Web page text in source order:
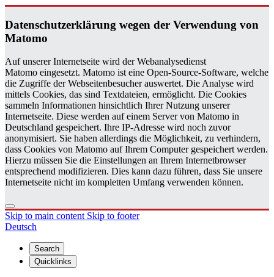
Daten­schutzerklärung wegen der Ver­wen­dung von
Matomo
Auf unserer Internetseite wird der Webanalysedienst
Matomo eingesetzt. Matomo ist eine Open-Source-Software, welche
die Zugriffe der Webseitenbesucher auswertet. Die Analyse wird
mittels Cookies, das sind Textdateien, ermöglicht. Die Cookies
sammeln Informationen hinsichtlich Ihrer Nutzung unserer
Internetseite. Diese werden auf einem Server von Matomo in
Deutschland gespeichert. Ihre IP-Adresse wird noch zuvor
anonymisiert. Sie haben allerdings die Möglichkeit, zu verhindern,
dass Cookies von Matomo auf Ihrem Computer gespeichert werden.
Hierzu müssen Sie die Einstellungen an Ihrem Internetbrowser
entsprechend modifizieren. Dies kann dazu führen, dass Sie unsere
Internetseite nicht im kompletten Umfang verwenden können.
Skip to main content Skip to footer
Deutsch
Search
Quicklinks